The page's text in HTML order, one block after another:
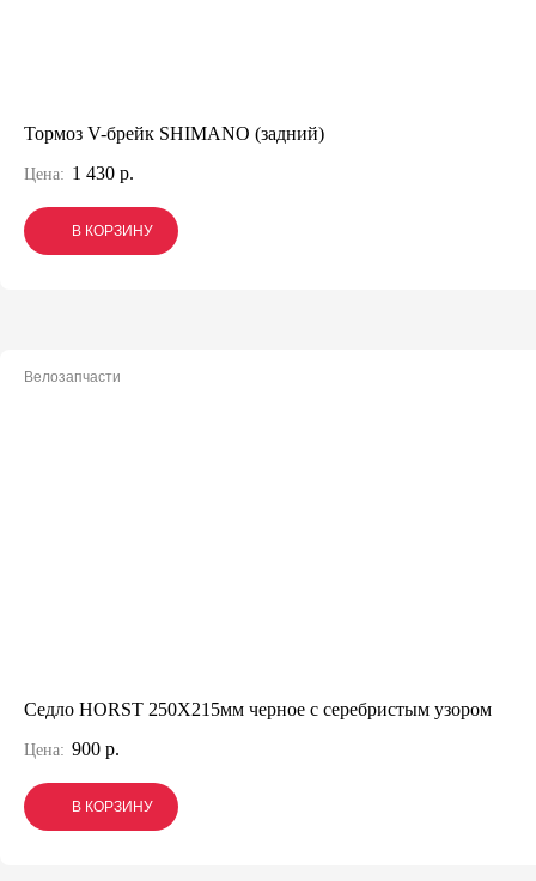
Тормоз V-брейк SHIMANO (задний)
Цена: 1 430 р.
В КОРЗИНУ
В КОРЗИНУ
В КОРЗИНУ
Велозапчасти
Седло HORST 250X215мм черное с серебристым узором
Цена: 900 р.
В КОРЗИНУ
В КОРЗИНУ
В КОРЗИНУ